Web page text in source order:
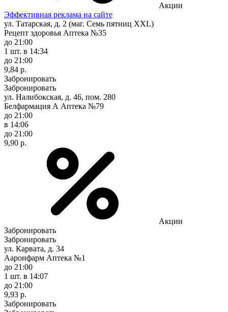
Акции
Эффективная реклама на сайте
ул. Татарская, д. 2 (маг. Семь пятниц XXL)
Рецепт здоровья Аптека №35
до 21:00
1 шт. в 14:34
до 21:00
9,84 р.
Забронировать
Забронировать
ул. Налибокская, д. 46, пом. 280
Белфармация А Аптека №79
до 21:00
в 14:06
до 21:00
9,90 р.
Акции
Забронировать
Забронировать
ул. Карвата, д. 34
Ааронфарм Аптека №1
до 21:00
1 шт. в 14:07
до 21:00
9,93 р.
Забронировать